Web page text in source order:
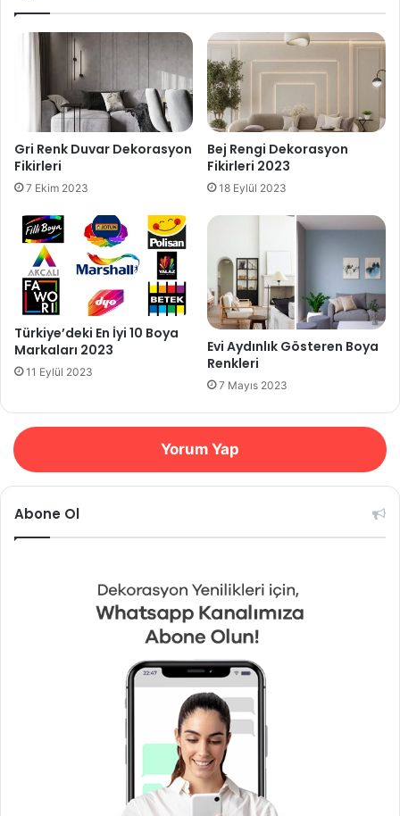
Gri Renk Duvar Dekorasyon
Fikirleri
7 Ekim 2023
Bej Rengi Dekorasyon
Fikirleri 2023
18 Eylül 2023
Türkiye’deki En İyi 10 Boya
Markaları 2023
11 Eylül 2023
Evi Aydınlık Gösteren Boya
Renkleri
7 Mayıs 2023
Yorum Yap
Abone Ol